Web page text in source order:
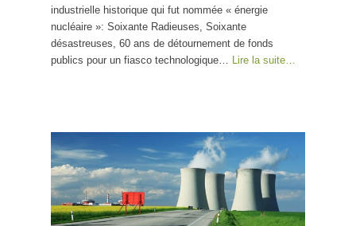
industrielle historique qui fut nommée « énergie
nucléaire »: Soixante Radieuses, Soixante
désastreuses, 60 ans de détournement de fonds
publics pour un fiasco technologique… Lire la suite…